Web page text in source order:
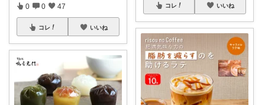
0 0 47
コレ いいね
コレ いいね